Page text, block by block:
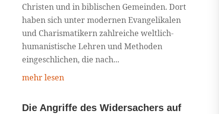
Christen und in biblischen Gemeinden. Dort
haben sich unter modernen Evangelikalen
und Charismatikern zahlreiche weltlich-
humanistische Lehren und Methoden
eingeschlichen, die nach...
mehr lesen
Die Angriffe des Widersachers auf